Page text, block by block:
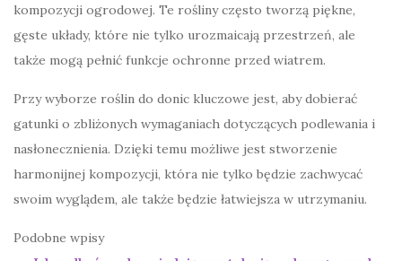
kompozycji ogrodowej. Te rośliny często tworzą piękne,
gęste układy, które nie tylko urozmaicają przestrzeń, ale
także mogą pełnić funkcje ochronne przed wiatrem.
Przy wyborze roślin do donic kluczowe jest, aby dobierać
gatunki o zbliżonych wymaganiach dotyczących podlewania i
nasłonecznienia. Dzięki temu możliwe jest stworzenie
harmonijnej kompozycji, która nie tylko będzie zachwycać
swoim wyglądem, ale także będzie łatwiejsza w utrzymaniu.
Podobne wpisy